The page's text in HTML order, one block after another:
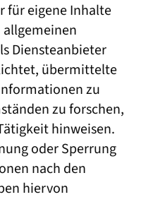
für eigene Inhalte
allgemeinen
Diensteanbieter
übermittelte
zu
zu forschen,
hinweisen.
oder Sperrung
nach den
hiervon